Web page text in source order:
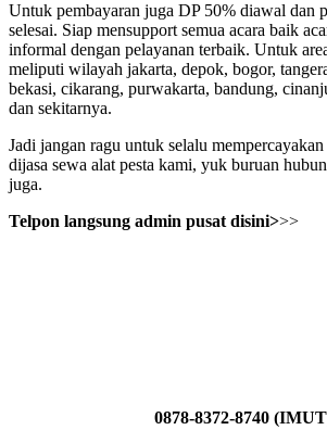
Untuk pembayaran juga DP 50% diawal dan
selesai. Siap mensupport semua acara baik
informal dengan pelayanan terbaik. Untuk
meliputi wilayah jakarta, depok, bogor,
bekasi, cikarang, purwakarta, bandung,
dan sekitarnya.
Jadi jangan ragu untuk selalu mempercayakan
dijasa sewa alat pesta kami, yuk buruan
juga.
Telpon langsung admin pusat disini>>>
0878-8372-8740